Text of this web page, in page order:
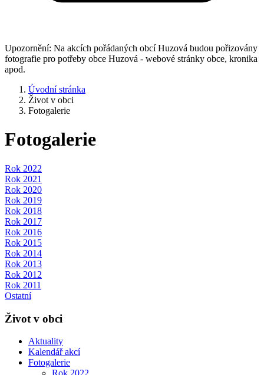
Upozornění: Na akcích pořádaných obcí Huzová budou pořizovány
fotografie pro potřeby obce Huzová - webové stránky obce, kronika
apod.
Úvodní stránka
Život v obci
Fotogalerie
Fotogalerie
Rok 2022
Rok 2021
Rok 2020
Rok 2019
Rok 2018
Rok 2017
Rok 2016
Rok 2015
Rok 2014
Rok 2013
Rok 2012
Rok 2011
Ostatní
Život v obci
Aktuality
Kalendář akcí
Fotogalerie